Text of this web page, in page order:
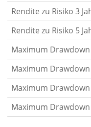
findest du in
Risikomaß.
Rendite pro Risiko
Jahren. Diese
annualisierte (d. h.
umgerechnete)
historische
Risiko setzt die
Rendite zu Risiko 3
Rendite zu Risiko 5
Maximum Drawdown
Maximum Drawdown
Maximum Drawdown
Maximum